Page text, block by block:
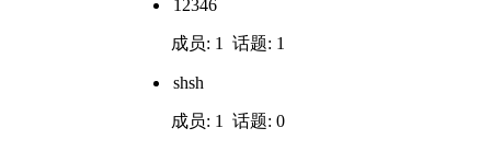
12346
成员: 1 话题: 1
shsh
成员: 1 话题: 0